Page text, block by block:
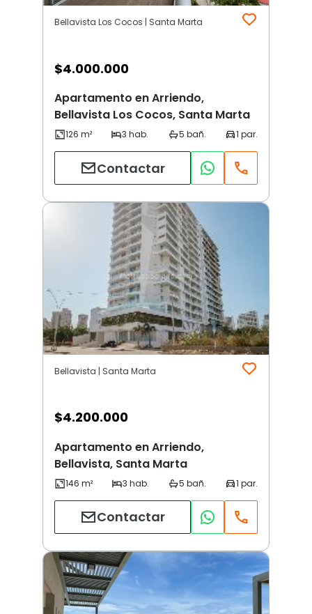
Bellavista Los Cocos | Santa Marta
$4.000.000
Apartamento en Arriendo,
Bellavista Los Cocos, Santa Marta
Contactar
Bellavista | Santa Marta
$4.200.000
Apartamento en Arriendo,
Bellavista, Santa Marta
Contactar